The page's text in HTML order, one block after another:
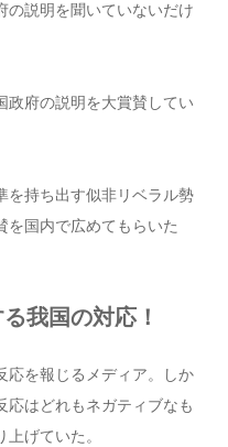
の説明を聞いていないだけ
政府の説明を大賞賛してい
を持ち出す似非リベラル勢
を国内で広めてもらいた
我国の対応！
応を報じるメディア。しか
応はどれもネガティブなも
げていた。